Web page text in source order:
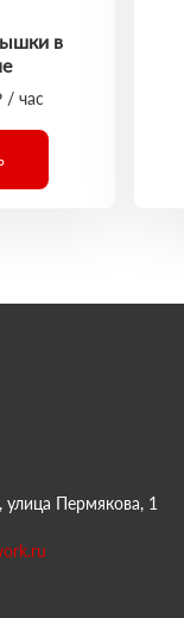
в
/ час
улица Пермякова, 1